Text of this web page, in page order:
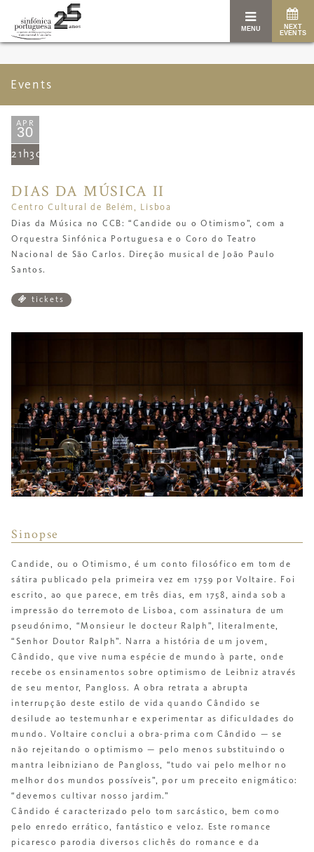
MENU
NEXT
EVENTS
Events
APR
30
21h30
DIAS DA MÚSICA II
Centro Cultural de Belém, Lisboa
Dias da Música no CCB: “Candide ou o Otimismo ”, com a
Orquestra Sinfónica Portuguesa e o Coro do Teatro
Nacional de São Carlos. Direção musical de João Paulo
Santos.
tickets
Sinopse
Candide, ou o Otimismo, é um conto filosófico em tom de
sátira publicado pela primeira vez em 1759 por Voltaire. Foi
escrito, ao que parece, em três dias, em 1758, ainda sob a
impressão do terremoto de Lisboa, com assinatura de um
pseudónimo, “Monsieur le docteur Ralph”, literalmente,
“Senhor Doutor Ralph”. Narra a história de um jovem,
Cândido, que vive numa espécie de mundo à parte, onde
recebe os ensinamentos sobre optimismo de Leibniz através
de seu mentor, Pangloss. A obra retrata a abrupta
interrupção deste estilo de vida quando Cândido se
desilude ao testemunhar e experimentar as dificuldades do
mundo. Voltaire conclui a obra-prima com Cândido — se
não rejeitando o optimismo — pelo menos substituindo o
mantra leibniziano de Pangloss, “tudo vai pelo melhor no
melhor dos mundos possíveis”, por um preceito enigmático:
“devemos cultivar nosso jardim.”
Cândido é caracterizado pelo tom sarcástico, bem como
pelo enredo errático, fantástico e veloz. Este romance
picaresco parodia diversos clichês do romance e da